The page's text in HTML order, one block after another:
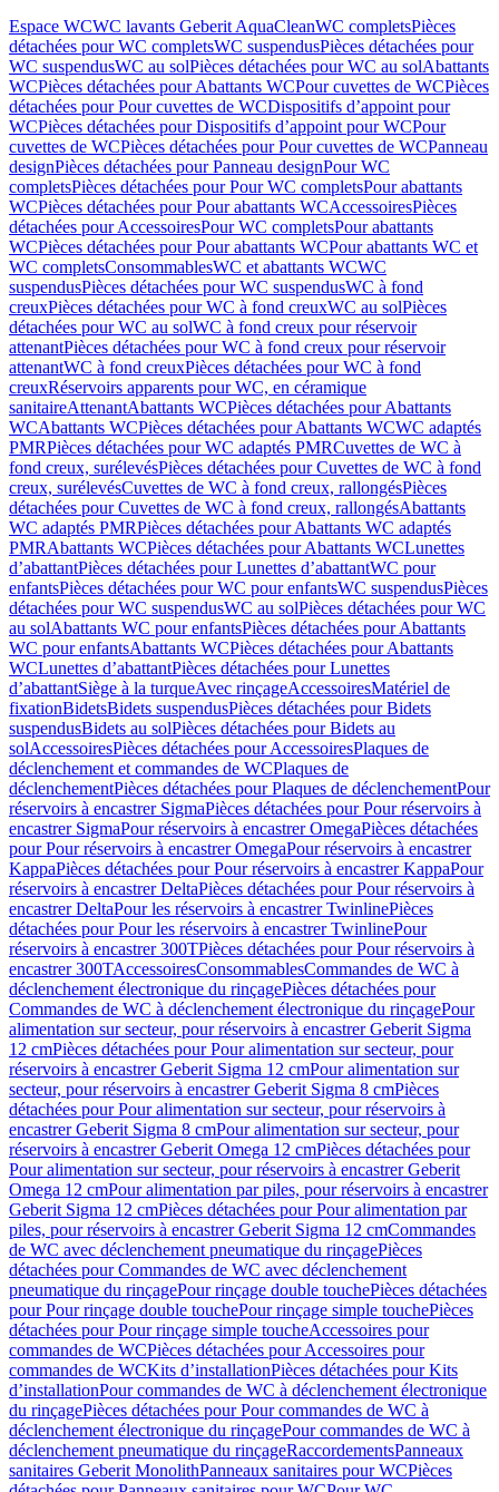
Espace WCWC lavants Geberit AquaCleanWC completsPièces
détachées pour WC completsWC suspendusPièces détachées pour
WC suspendusWC au solPièces détachées pour WC au solAbattants
WCPièces détachées pour Abattants WCPour cuvettes de WCPièces
détachées pour Pour cuvettes de WCDispositifs d’appoint pour
WCPièces détachées pour Dispositifs d’appoint pour WCPour
cuvettes de WCPièces détachées pour Pour cuvettes de WCPanneau
designPièces détachées pour Panneau designPour WC
completsPièces détachées pour Pour WC completsPour abattants
WCPièces détachées pour Pour abattants WCAccessoiresPièces
détachées pour AccessoiresPour WC completsPour abattants
WCPièces détachées pour Pour abattants WCPour abattants WC et
WC completsConsommablesWC et abattants WCWC
suspendusPièces détachées pour WC suspendusWC à fond
creuxPièces détachées pour WC à fond creuxWC au solPièces
détachées pour WC au solWC à fond creux pour réservoir
attenantPièces détachées pour WC à fond creux pour réservoir
attenantWC à fond creuxPièces détachées pour WC à fond
creuxRéservoirs apparents pour WC, en céramique
sanitaireAttenantAbattants WCPièces détachées pour Abattants
WCAbattants WCPièces détachées pour Abattants WCWC adaptés
PMRPièces détachées pour WC adaptés PMRCuvettes de WC à
fond creux, surélevésPièces détachées pour Cuvettes de WC à fond
creux, surélevésCuvettes de WC à fond creux, rallongésPièces
détachées pour Cuvettes de WC à fond creux, rallongésAbattants
WC adaptés PMRPièces détachées pour Abattants WC adaptés
PMRAbattants WCPièces détachées pour Abattants WCLunettes
d’abattantPièces détachées pour Lunettes d’abattantWC pour
enfantsPièces détachées pour WC pour enfantsWC suspendusPièces
détachées pour WC suspendusWC au solPièces détachées pour WC
au solAbattants WC pour enfantsPièces détachées pour Abattants
WC pour enfantsAbattants WCPièces détachées pour Abattants
WCLunettes d’abattantPièces détachées pour Lunettes
d’abattantSiège à la turqueAvec rinçageAccessoiresMatériel de
fixationBidetsBidets suspendusPièces détachées pour Bidets
suspendusBidets au solPièces détachées pour Bidets au
solAccessoiresPièces détachées pour AccessoiresPlaques de
déclenchement et commandes de WCPlaques de
déclenchementPièces détachées pour Plaques de déclenchementPour
réservoirs à encastrer SigmaPièces détachées pour Pour réservoirs à
encastrer SigmaPour réservoirs à encastrer OmegaPièces détachées
pour Pour réservoirs à encastrer OmegaPour réservoirs à encastrer
KappaPièces détachées pour Pour réservoirs à encastrer KappaPour
réservoirs à encastrer DeltaPièces détachées pour Pour réservoirs à
encastrer DeltaPour les réservoirs à encastrer TwinlinePièces
détachées pour Pour les réservoirs à encastrer TwinlinePour
réservoirs à encastrer 300TPièces détachées pour Pour réservoirs à
encastrer 300TAccessoiresConsommablesCommandes de WC à
déclenchement électronique du rinçagePièces détachées pour
Commandes de WC à déclenchement électronique du rinçagePour
alimentation sur secteur, pour réservoirs à encastrer Geberit Sigma
12 cmPièces détachées pour Pour alimentation sur secteur, pour
réservoirs à encastrer Geberit Sigma 12 cmPour alimentation sur
secteur, pour réservoirs à encastrer Geberit Sigma 8 cmPièces
détachées pour Pour alimentation sur secteur, pour réservoirs à
encastrer Geberit Sigma 8 cmPour alimentation sur secteur, pour
réservoirs à encastrer Geberit Omega 12 cmPièces détachées pour
Pour alimentation sur secteur, pour réservoirs à encastrer Geberit
Omega 12 cmPour alimentation par piles, pour réservoirs à encastrer
Geberit Sigma 12 cmPièces détachées pour Pour alimentation par
piles, pour réservoirs à encastrer Geberit Sigma 12 cmCommandes
de WC avec déclenchement pneumatique du rinçagePièces
détachées pour Commandes de WC avec déclenchement
pneumatique du rinçagePour rinçage double touchePièces détachées
pour Pour rinçage double touchePour rinçage simple touchePièces
détachées pour Pour rinçage simple toucheAccessoires pour
commandes de WCPièces détachées pour Accessoires pour
commandes de WCKits d’installationPièces détachées pour Kits
d’installationPour commandes de WC à déclenchement électronique
du rinçagePièces détachées pour Pour commandes de WC à
déclenchement électronique du rinçagePour commandes de WC à
déclenchement pneumatique du rinçageRaccordementsPanneaux
sanitaires Geberit MonolithPanneaux sanitaires pour WCPièces